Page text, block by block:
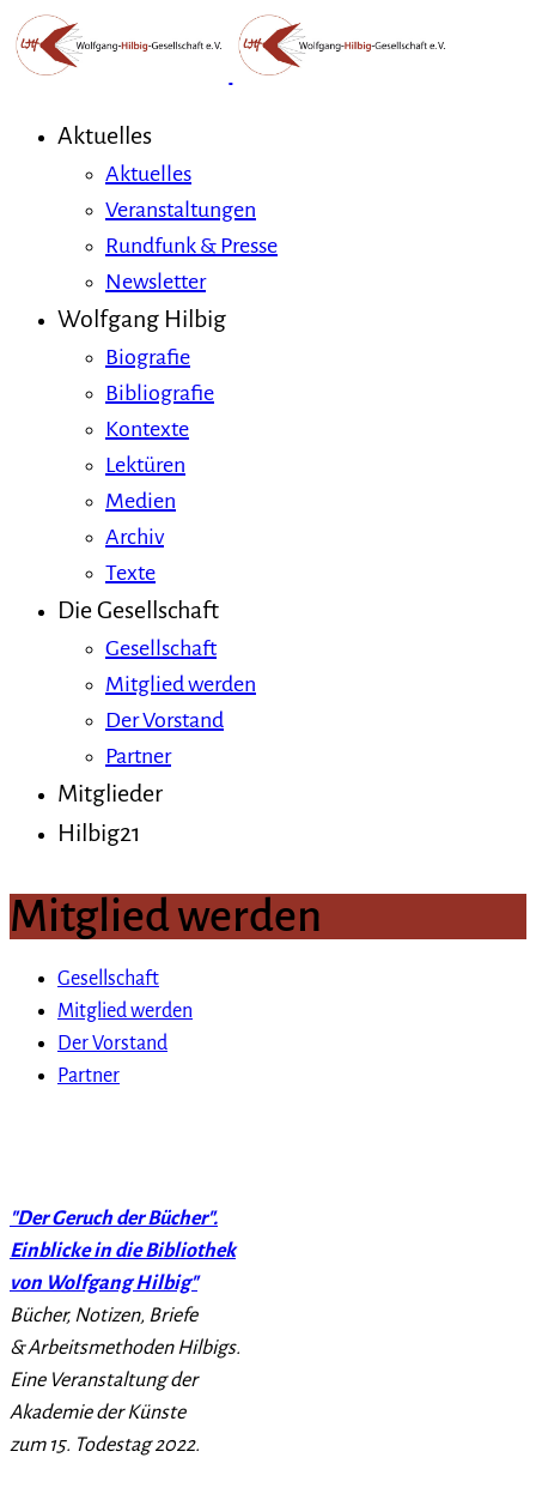
Aktuelles
Aktuelles
Veranstaltungen
Rundfunk & Presse
Newsletter
Wolfgang Hilbig
Biografie
Bibliografie
Kontexte
Lektüren
Medien
Archiv
Texte
Die Gesellschaft
Gesellschaft
Mitglied werden
Der Vorstand
Partner
Mitglieder
Hilbig21
Mitglied werden
Gesellschaft
Mitglied werden
Der Vorstand
Partner
"Der Geruch der Bücher".
Einblicke in die Bibliothek
von Wolfgang Hilbig"
Bücher, Notizen, Briefe
& Arbeitsmethoden Hilbigs.
Eine Veranstaltung der
Akademie der Künste
zum 15. Todestag 2022.